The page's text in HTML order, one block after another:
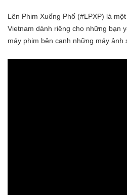
Lên Phim Xuống Phố (#LPXP) là
Vietnam dành riêng cho những bạn
máy phim bên cạnh những máy ảnh